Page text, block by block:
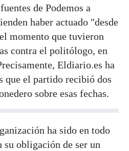
de Podemos a
haber actuado "desde
momento que tuvieron
contra el politólogo, en
Eldiario.es ha
que el partido recibió dos
sobre esas fechas.
ha sido en todo
obligación de ser un